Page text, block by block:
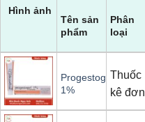
Hình ảnh
Tên sản
phẩm
Phân
loại
Progestogel
1%
Thuốc
kê đơn